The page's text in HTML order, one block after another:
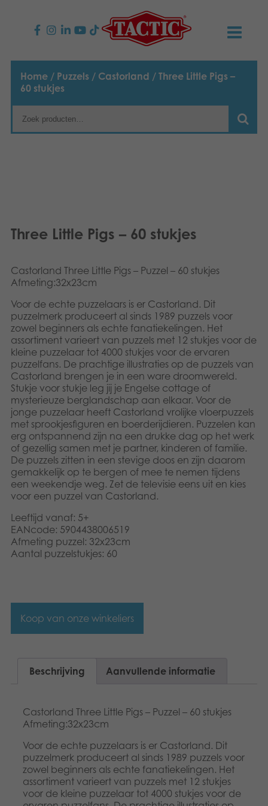
PRODUCTEN
Kinderspellen
Familiespellen
Speelgoed
Boeken
Apps
Gearchiveerde producten
NIEUWS
TACTIC
Home / Puzzels / Castorland / Three Little Pigs –
60 stukjes
Three Little Pigs – 60 stukjes
Castorland Three Little Pigs – Puzzel – 60 stukjes
Afmeting:32x23cm
Voor de echte puzzelaars is er Castorland. Dit
puzzelmerk produceert al sinds 1989 puzzels voor
zowel beginners als echte fanatiekelingen. Het
assortiment varieert van puzzels met 12 stukjes voor de
kleine puzzelaar tot 4000 stukjes voor de ervaren
puzzelfans. De prachtige illustraties op de puzzels van
Castorland brengen je in een ware droomwereld.
Stukje voor stukje leg jij je Engelse cottage of
mysterieuze berglandschap aan elkaar. Voor de
jonge puzzelaar heeft Castorland vrolijke vloerpuzzels
met sprookjesfiguren en boerderijdieren. Puzzelen kan
erg ontspannend zijn na een drukke dag op het werk
of gezellig samen met je partner, kinderen of familie.
De puzzels zitten in een stevige doos en zijn daarom
gemakkelijk op te bergen of mee te nemen tijdens
een weekendje weg. Zet de televisie eens uit en kies
voor een puzzel van Castorland.
Leeftijd vanaf: 5+
EANcode: 5904438006519
Afmeting puzzel: 32x23cm
Aantal puzzelstukjes: 60
Koop van onze winkeliers
Beschrijving Aanvullende informatie
Castorland Three Little Pigs – Puzzel – 60 stukjes
Afmeting:32x23cm
Voor de echte puzzelaars is er Castorland. Dit
puzzelmerk produceert al sinds 1989 puzzels voor
zowel beginners als echte fanatiekelingen. Het
assortiment varieert van puzzels met 12 stukjes
voor de kleine puzzelaar tot 4000 stukjes voor de